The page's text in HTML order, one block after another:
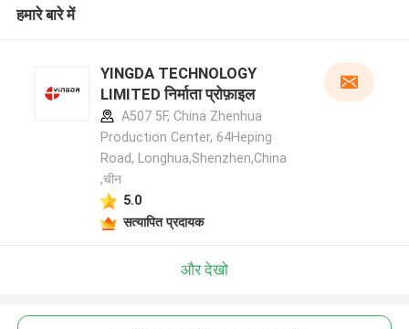
हमारे बारे में
YINGDA TECHNOLOGY
LIMITED निर्माता प्रोफ़ाइल
A507 5F, China Zhenhua
Production Center, 64Heping
Road, Longhua,Shenzhen,China
,चीन
5.0
सत्यापित प्रदायक
और देखो